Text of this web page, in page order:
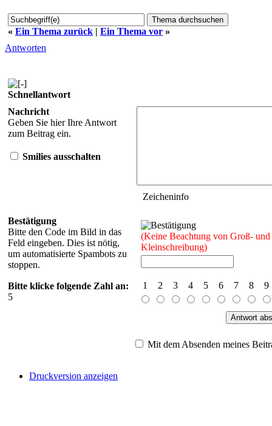
« Ein Thema zurück | Ein Thema vor »
Antworten
Schnellantwort
Nachricht
Geben Sie hier Ihre Antwort
zum Beitrag ein.
Smilies ausschalten
Zeicheninfo
Bestätigung
Bitte den Code im Bild in das
Feld eingeben. Dies ist nötig,
um automatisierte Spambots zu
stoppen.
(Keine Beachtung von Groß- und
Kleinschreibung)
Bitte klicke folgende Zahl an:
5
1 2 3 4 5 6 7 8 9
Mit dem Absenden meines
Druckversion anzeigen